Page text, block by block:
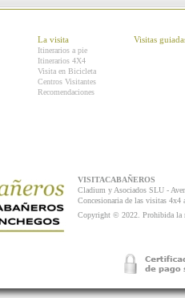
La visita
Itinerarios a pie
Itinerarios 4X4
Visita en Bicicleta
Centros Visitantes
Recomendaciones
Visitas
VISITACABAÑEROS
Cladium y Asociados SLU -
Concesionaria de las visitas 4x4
Copyright © 2022. Prohibida la